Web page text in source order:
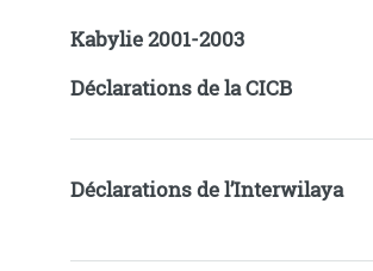
Kabylie 2001-2003
Déclarations de la CICB
Déclarations de l’Interwilaya